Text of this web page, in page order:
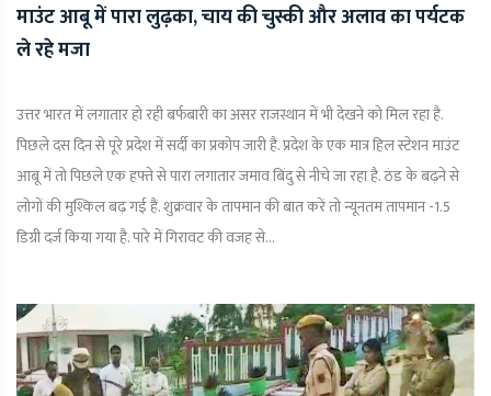
माउंट आबू में पारा लुढ़का, चाय की चुस्की और अलाव का पर्यटक
ले रहे मजा
उत्तर भारत में लगातार हो रही बर्फबारी का असर राजस्थान में भी देखने को मिल रहा है.
पिछले दस दिन से पूरे प्रदेश में सर्दी का प्रकोप जारी है. प्रदेश के एक मात्र हिल स्टेशन माउंट
आबू में तो पिछले एक हफ्ते से पारा लगातार जमाव बिंदु से नीचे जा रहा है. ठंड के बढ़ने से
लोगों की मुश्किल बढ़ गई हैं. शुक्रवार के तापमान की बात करें तो न्यूनतम तापमान -1.5
डिग्री दर्ज किया गया है. पारे में गिरावट की वजह से...